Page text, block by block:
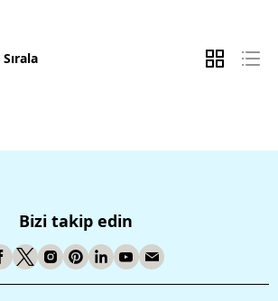
Sırala
Bizi takip edin